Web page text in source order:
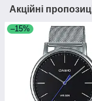
Акційні
–15%